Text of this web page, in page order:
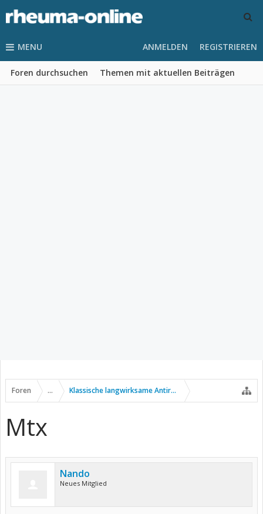
MENU
Foren durchsuchen Themen mit aktuellen Beiträgen
ANMELDEN REGISTRIEREN
Foren ... Klassische langwirksame Antirheumatika
Mtx
Nando
Neues Mitglied